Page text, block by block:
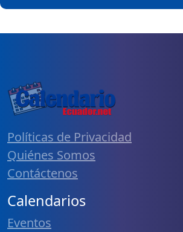
Políticas de Privacidad
Quiénes Somos
Contáctenos
Calendarios
Eventos